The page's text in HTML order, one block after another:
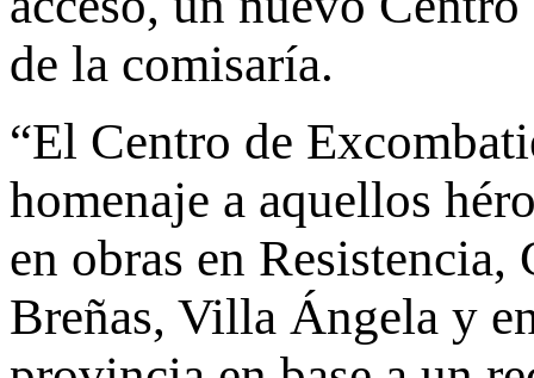
de la comisaría.
“El Centro de
homenaje a aquellos
en obras en
Breñas, Villa Ángela y